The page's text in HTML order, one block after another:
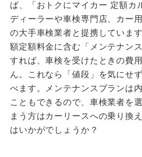
ば、「おトクにマイカー 定額カ
ディーラーや車検専門店、カー
の大手車検業者と提携していま
額定額料金に含む「メンテナン
すれば、車検を受けたときの費
ん。これなら「値段」を気にせ
べます。メンテナンスプランは
こともできるので、車検業者を
まう方はカーリースへの乗り換
はいかがでしょうか？